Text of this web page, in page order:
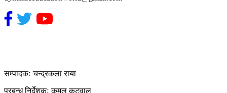
सम्पादकः चन्द्रकला राया
प्रबन्ध निर्देशकः कमल कटुवाल